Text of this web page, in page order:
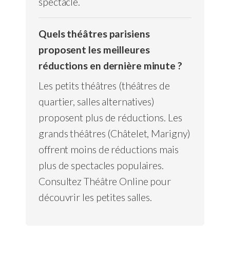
Quels théâtres parisiens
proposent les meilleures
réductions en dernière minute ?
Les petits théâtres (théâtres de
quartier, salles alternatives)
proposent plus de réductions. Les
grands théâtres (Châtelet, Marigny)
offrent moins de réductions mais
plus de spectacles populaires.
Consultez Théâtre Online pour
découvrir les petites salles.